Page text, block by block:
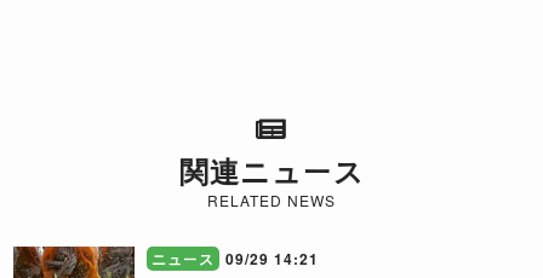
関連ニュース
RELATED NEWS
ニュース 09/29 14:21